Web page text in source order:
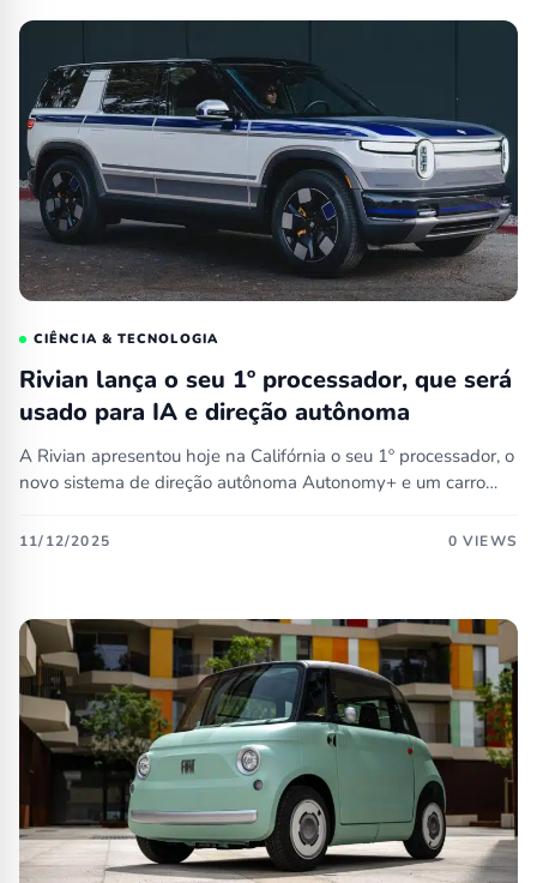
CIÊNCIA & TECNOLOGIA
Rivian lança o seu 1⁠º processador, que será
usado para IA e direção autônoma
A Rivian apresentou hoje na Califórnia o seu 1⁠º processador, o
novo sistema de direção autônoma Autonomy+ e um carro…
11/12/2025 0 VIEWS